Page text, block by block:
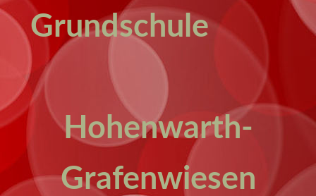
Grundschule
Hohenwarth-
Grafenwiesen